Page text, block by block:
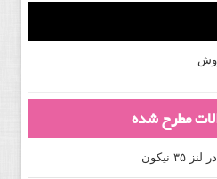
مطرح شده
نیکون